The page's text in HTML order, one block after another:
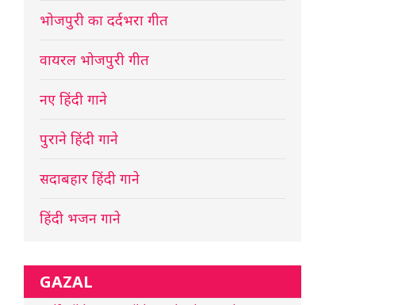
भोजपुरी का दर्दभरा गीत
वायरल भोजपुरी गीत
नए हिंदी गाने
पुराने हिंदी गाने
सदाबहार हिंदी गाने
हिंदी भजन गाने
GAZAL